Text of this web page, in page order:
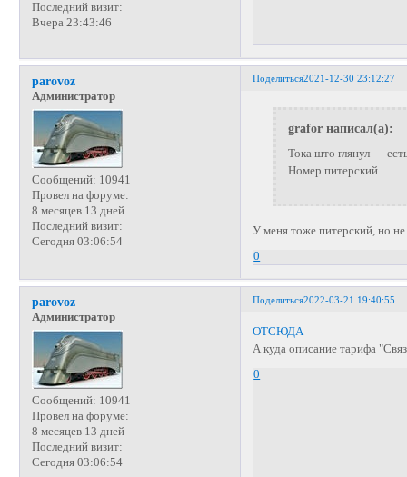
Последний визит:
Вчера 23:43:46
Поделиться2021-12-30 23:12:27
parovoz
Администратор
Сообщений: 10941
Провел на форуме:
8 месяцев 13 дней
Последний визит:
Сегодня 03:06:54
grafor написал(а):
Тока што глянул —
Номер питерский.
У меня тоже питерский, но
0
Поделиться2022-03-21 19:40:55
parovoz
Администратор
Сообщений: 10941
Провел на форуме:
8 месяцев 13 дней
Последний визит:
Сегодня 03:06:54
ОТСЮДА
А куда описание тарифа
0